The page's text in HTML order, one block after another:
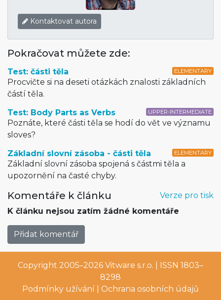
Kontaktovat autora
Pokračovat můžete zde:
ELEMENTARY
Test: části těla
Procvičte si na deseti otázkách znalosti základních
částí těla.
UPPER-INTERMEDIATE
Test: Body Parts as Verbs
Poznáte, které části těla se hodí do vět ve významu
sloves?
ELEMENTARY
Základní slovní zásoba - části těla
Základní slovní zásoba spojená s částmi těla a
upozornění na časté chyby.
Verze pro tisk
Komentáře k článku
K článku nejsou zatím žádné komentáře
Přidat komentář
Copyright 2005–2026 Vitware s.r.o. | ISSN 1803–
8298
Podmínky užívání
Ochrana osobních údajů